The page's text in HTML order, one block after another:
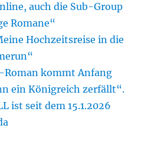
auch die Sub-Group
Romane“
Hochzeitsreise in die
Roman kommt Anfang
ein Königreich zerfällt“.
ist seit dem 15.1.2026